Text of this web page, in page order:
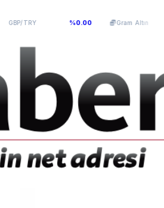
%0.00 Gram Altın 5.981,23 %0.09